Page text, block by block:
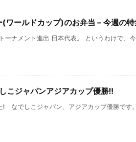
(ワールドカップ)のお弁当 – 今週の
ナメント進出 日本代表。 というわけで、
こジャパンアジアカップ優勝!!
! なでしこジャパン、アジアカップ優勝です